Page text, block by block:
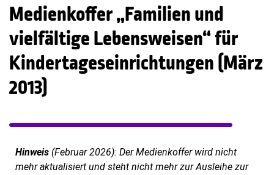
Medienkoffer „Familien und
vielfältige Lebensweisen“ für
Kindertageseinrichtungen (März
2013)
Hinweis (Februar 2026): Der Medienkoffer wird nicht
mehr aktualisiert und steht nicht mehr zur Ausleihe zur